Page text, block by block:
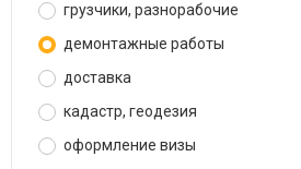
грузчики, разнорабочие
демонтажные работы
доставка
кадастр, геодезия
оформление визы